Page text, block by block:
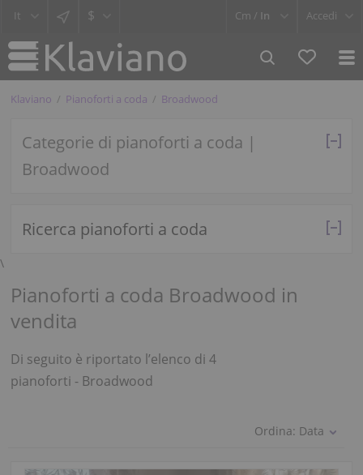
$ Cm / In Accedi
Klaviano Pianoforti a coda Broadwood
Categorie di pianoforti a coda |
Broadwood
Ricerca pianoforti a coda
\
Pianoforti a coda Broadwood in
vendita
Di seguito è riportato l’elenco di 4
pianoforti - Broadwood
Ordina: Data